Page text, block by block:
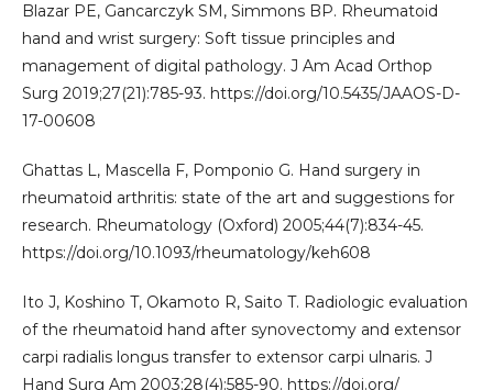
Blazar PE, Gancarczyk SM, Simmons BP. Rheumatoid
hand and wrist surgery: Soft tissue principles and
management of digital pathology. J Am Acad Orthop
Surg 2019;27(21):785-93. https://doi.org/10.5435/JAAOS-D-
17-00608
Ghattas L, Mascella F, Pomponio G. Hand surgery in
rheumatoid arthritis: state of the art and suggestions for
research. Rheumatology (Oxford) 2005;44(7):834-45.
https://doi.org/10.1093/rheumatology/keh608
Ito J, Koshino T, Okamoto R, Saito T. Radiologic evaluation
of the rheumatoid hand after synovectomy and extensor
carpi radialis longus transfer to extensor carpi ulnaris. J
Hand Surg Am 2003;28(4):585-90. https://doi.org/